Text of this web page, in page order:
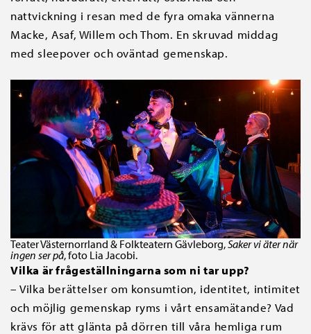
nattvickning i resan med de fyra omaka vännerna
Macke, Asaf, Willem och Thom. En skruvad middag
med sleepover och oväntad gemenskap.
Teater Västernorrland & Folkteatern Gävleborg,Saker vi äter när
ingen ser på, foto Lia Jacobi.
Vilka är frågeställningarna som ni tar upp?
– Vilka berättelser om konsumtion, identitet, intimitet
och möjlig gemenskap ryms i vårt ensamätande? Vad
krävs för att glänta på dörren till våra hemliga rum